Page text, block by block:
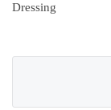
Dressing